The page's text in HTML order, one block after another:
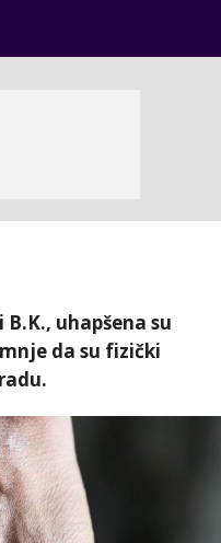
uhapšena su
da su fizički